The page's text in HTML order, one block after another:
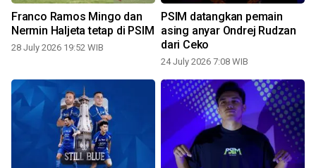
Franco Ramos Mingo dan
Nermin Haljeta tetap di PSIM
28 July 2026 19:52 WIB
PSIM datangkan pemain
asing anyar Ondrej Rudzan
dari Ceko
24 July 2026 7:08 WIB